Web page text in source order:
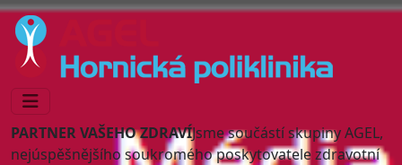
PARTNER VAŠEHO ZDRAVÍJsme součástí skupiny AGEL,
nejúspěšnějšího soukromého poskytovatele zdravotní